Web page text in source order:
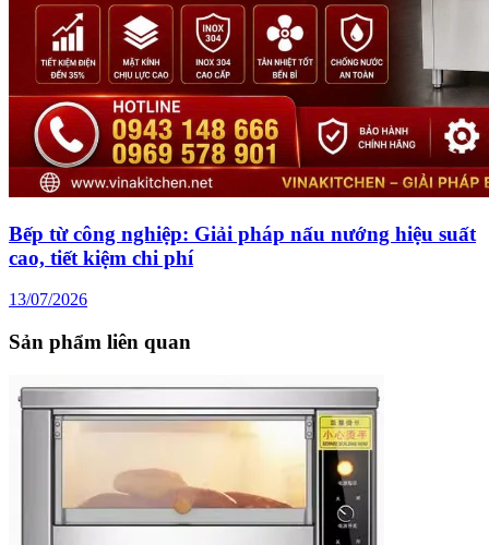
Bếp từ công nghiệp: Giải pháp nấu nướng hiệu suất
cao, tiết kiệm chi phí
13/07/2026
Sản phẩm liên quan